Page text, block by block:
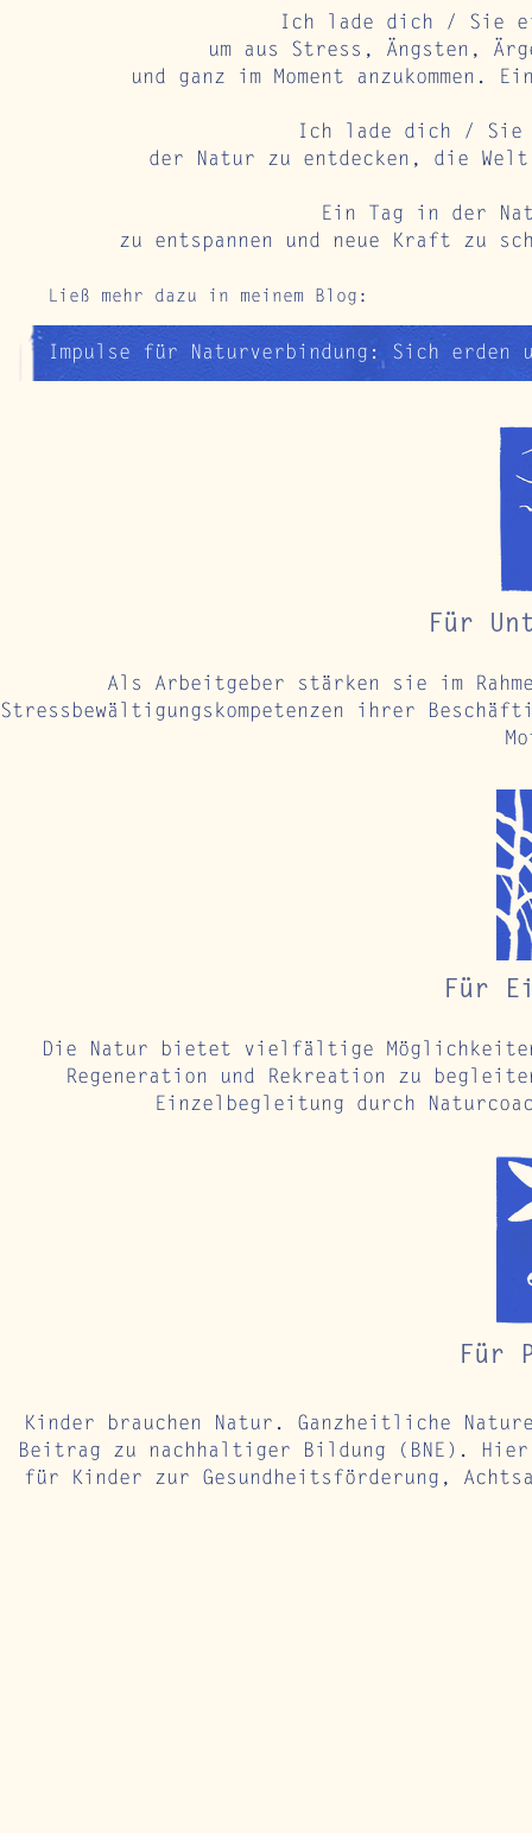
​Ich lade dich / Sie
um aus Stress, Ängsten,
und ganz im Moment
​Ich lade dich / Sie
der Natur zu entdecken, die
Ein Tag in der
zu entspannen und neue Kraft zu
Ließ mehr dazu in meinem Blog:
Impulse für Naturverbindung: Sich erden
Für
Als Arbeitgeber stärken sie im
Stressbewältigungskompetenzen ihrer
Für
Die Natur bietet vielfältige
Regeneration und Rekreation zu
Einzelbegleitung durch
Für
Kinder brauchen Natur. Ganzheitliche
Beitrag zu nachhaltiger Bildung (BNE).
für Kinder zur Gesundheitsförderung,